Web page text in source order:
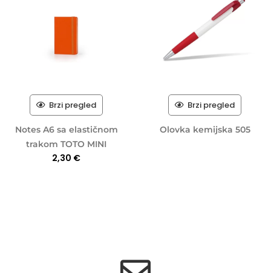
Brzi pregled
Notes A6 sa elastičnom
trakom TOTO MINI
2,30 €
Brzi pregled
Olovka kemijska 505